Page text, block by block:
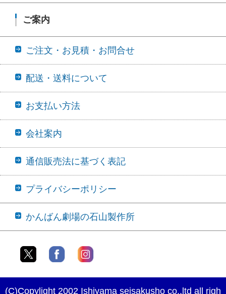
ご案内
ご注文・お見積・お問合せ
配送・送料について
お支払い方法
会社案内
通信販売法に基づく表記
プライバシーポリシー
かんばん劇場の石山製作所
(C)Copylight 2002 Ishiyama seisakusho co.,ltd all righ